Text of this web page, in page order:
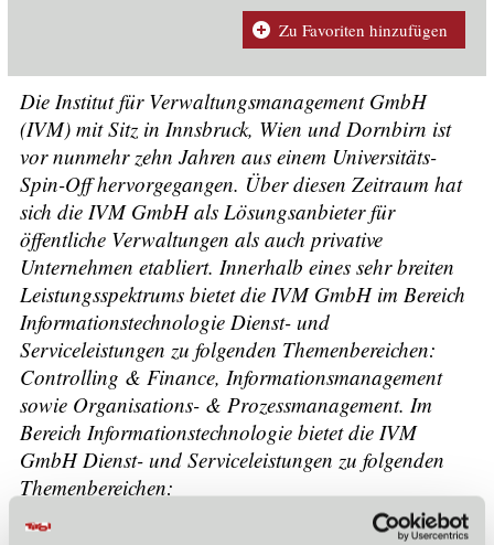
Zu Favoriten hinzufügen
Die Institut für Verwaltungsmanagement GmbH
(IVM) mit Sitz in Innsbruck, Wien und Dornbirn ist
vor nunmehr zehn Jahren aus einem Universitäts-
Spin-Off hervorgegangen. Über diesen Zeitraum hat
sich die IVM GmbH als Lösungsanbieter für
öffentliche Verwaltungen als auch privative
Unternehmen etabliert. Innerhalb eines sehr breiten
Leistungsspektrums bietet die IVM GmbH im Bereich
Informationstechnologie Dienst- und
Serviceleistungen zu folgenden Themenbereichen:
Controlling & Finance, Informationsmanagement
sowie Organisations- & Prozessmanagement. Im
Bereich Informationstechnologie bietet die IVM
GmbH Dienst- und Serviceleistungen zu folgenden
Themenbereichen: